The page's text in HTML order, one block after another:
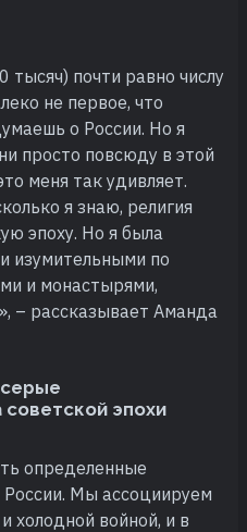
тысяч) почти равно числу
не первое, что
о России. Но я
просто повсюду в этой
меня так удивляет.
я знаю, религия
эпоху. Но я была
изумительными по
и монастырями,
– рассказывает Аманда
эпохи
определенные
Мы ассоциируем
холодной войной, и в